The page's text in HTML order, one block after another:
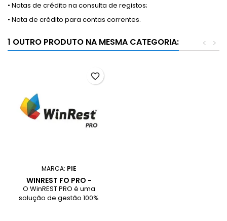
• Notas de crédito na consulta de registos;
• Nota de crédito para contas correntes.
1 OUTRO PRODUTO NA MESMA CATEGORIA: >
<
MARCA: PIE
WINREST FO PRO -
LICENÇA ANO
O WinREST PRO é uma
solução de gestão 100%
favorite_border